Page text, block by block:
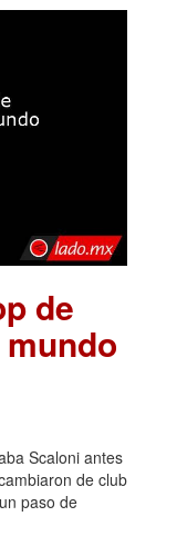
de
Scaloni antes
de club
paso de